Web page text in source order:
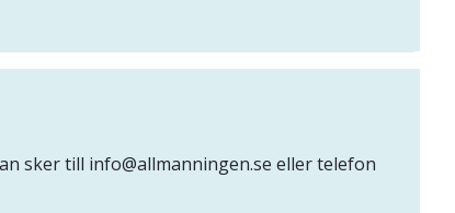
sker till info@allmanningen.se eller telefon